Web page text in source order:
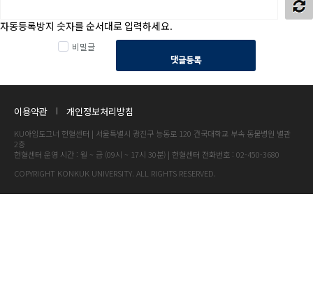
자동등록방지 숫자를 순서대로 입력하세요.
비밀글
댓글등록
이용약관 개인정보처리방침
KU아임도그너 헌혈센터 | 서울특별시 광진구 능동로 120 건국대학교 부속 동물병원 별관
2층
헌혈센터 운영 시간 : 월 ~ 금 (09시 ~ 17시 30분) | 헌혈센터 전화번호 : 02-450-3680
COPYRIGHT KONKUK UNIVERSITY. ALL RIGHTS RESERVED.